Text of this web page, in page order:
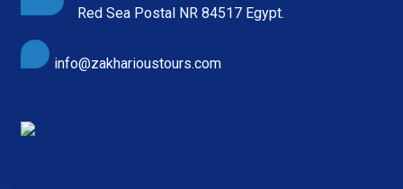
Red Sea Postal NR 84517 Egypt.
info@zakharioustours.com